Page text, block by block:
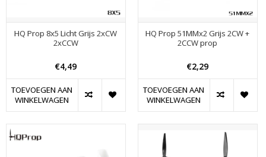
HQ Prop 8x5 Licht Grijs 2xCW
2xCCW
€4,49
TOEVOEGEN AAN
WINKELWAGEN
HQ Prop 51MMx2 Grijs 2CW +
2CCW prop
€2,29
TOEVOEGEN AAN
WINKELWAGEN